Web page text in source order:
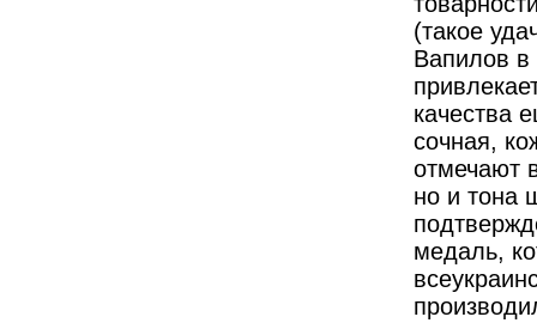
(такое
Вапилов в
качества
сочная,
отмечают
но и тона
медаль,